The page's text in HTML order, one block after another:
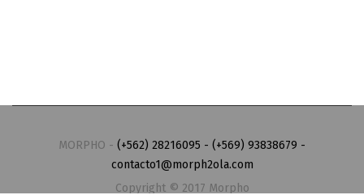
MORPHO - (+562) 28216095 - (+569) 93838679 -
contacto1@morph2ola.com
Copyright © 2017 Morpho